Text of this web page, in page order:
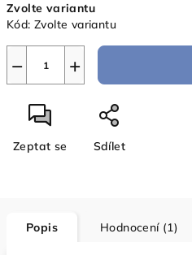
cena:
Zvolte variantu
Kód: Zvolte variantu
+
−
Zeptat se Sdílet
Popis Hodnocení (1)